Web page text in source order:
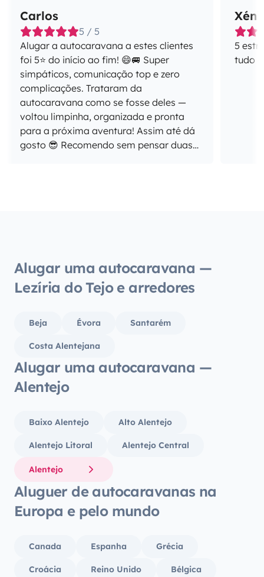
Carlos
5 / 5
Alugar a autocaravana a estes clientes
foi 5⭐ do início ao fim! 😄🚐 Super
simpáticos, comunicação top e zero
complicações. Trataram da
autocaravana como se fosse deles —
voltou limpinha, organizada e pronta
para a próxima aventura! Assim até dá
gosto 😎 Recomendo sem pensar duas
5
tudo
Alugar uma autocaravana —
Lezíria do Tejo e arredores
Beja Évora Santarém
Costa Alentejana
Alugar uma autocaravana —
Alentejo
Baixo Alentejo Alto Alentejo
Alentejo Litoral Alentejo Central
Alentejo
Aluguer de autocaravanas na
Europa e pelo mundo
Canada Espanha Grécia
Croácia Reino Unido Bélgica